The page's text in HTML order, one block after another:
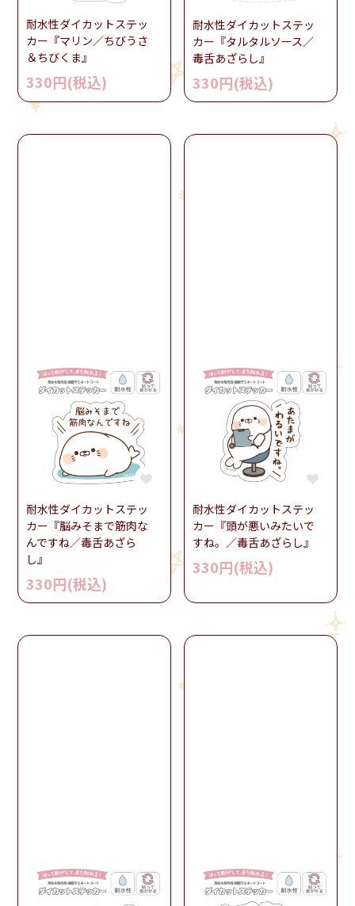
耐水性ダイカットステッ
カー『マリン／ちびうさ
＆ちびくま』
330円(税込)
耐水性ダイカットステッ
カー『タルタルソース／
毒舌あざらし』
330円(税込)
耐水性ダイカットステッ
カー『脳みそまで筋肉な
んですね／毒舌あざら
し』
330円(税込)
耐水性ダイカットステッ
カー『頭が悪いみたいで
すね。／毒舌あざらし』
330円(税込)